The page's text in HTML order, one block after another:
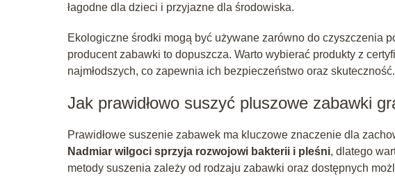
łagodne dla dzieci i przyjazne dla środowiska.
Ekologiczne środki mogą być używane zarówno do czyszczenia
producent zabawki to dopuszcza. Warto wybierać produkty z
najmłodszych, co zapewnia ich bezpieczeństwo oraz skuteczność.
Jak prawidłowo suszyć pluszowe zabawki
Prawidłowe suszenie zabawek ma kluczowe znaczenie dla
Nadmiar wilgoci sprzyja rozwojowi bakterii i pleśni, dlatego
metody suszenia zależy od rodzaju zabawki oraz dostępnych